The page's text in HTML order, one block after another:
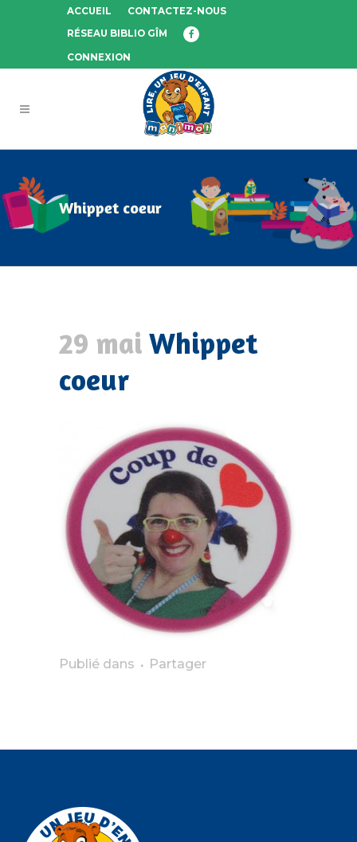
ACCUEIL
CONTACTEZ-NOUS
RÉSEAU BIBLIO GÎM
CONNEXION
Whippet coeur
29 mai Whippet
coeur
Publié dans Partager